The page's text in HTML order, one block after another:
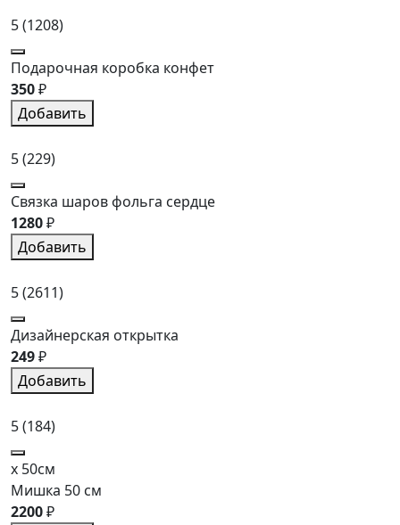
5(1208)
Подарочная коробка конфет
350₽
Добавить
5(229)
Связка шаров фольга сердце
1280₽
Добавить
5(2611)
Дизайнерская открытка
249₽
Добавить
5(184)
x 50см
Мишка 50 см
2200₽